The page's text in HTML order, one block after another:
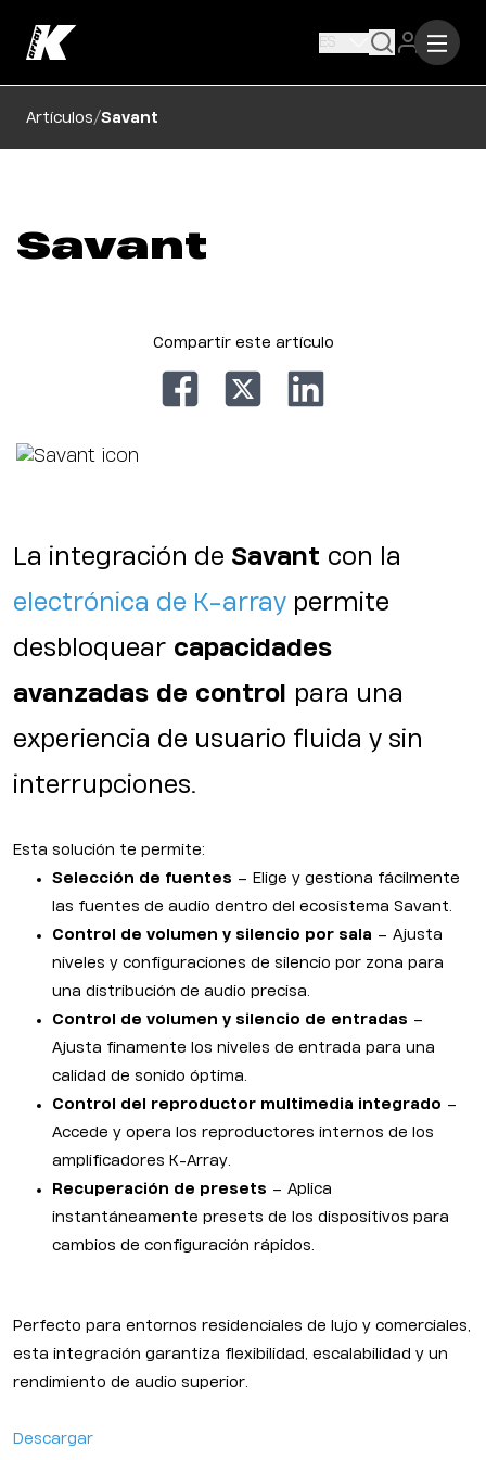
ES
Artículos/Savant
Savant
Compartir este artículo
La integración de Savant con la
electrónica de K-array permite
desbloquear capacidades
avanzadas de control para una
experiencia de usuario fluida y sin
interrupciones.
Esta solución te permite:
Selección de fuentes – Elige y gestiona fácilmente
las fuentes de audio dentro del ecosistema Savant.
Control de volumen y silencio por sala – Ajusta
niveles y configuraciones de silencio por zona para
una distribución de audio precisa.
Control de volumen y silencio de entradas –
Ajusta finamente los niveles de entrada para una
calidad de sonido óptima.
Control del reproductor multimedia integrado –
Accede y opera los reproductores internos de los
amplificadores K-Array.
Recuperación de presets – Aplica
instantáneamente presets de los dispositivos para
cambios de configuración rápidos.
Perfecto para entornos residenciales de lujo y comerciales,
esta integración garantiza flexibilidad, escalabilidad y un
rendimiento de audio superior.
Descargar